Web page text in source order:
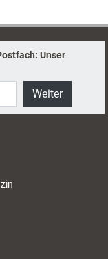
Unser
Weiter